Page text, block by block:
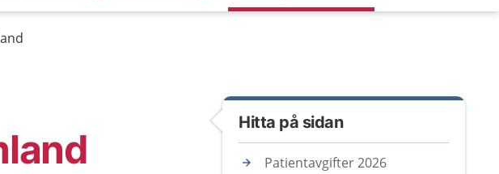
Hitta på sidan
Patientavgifter 2026